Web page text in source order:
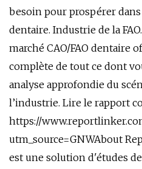
besoin pour prospérer dans
dentaire. Industrie de la
marché CAO/FAO dentaire
complète de tout ce dont
analyse approfondie du
l’industrie. Lire le rapport
https://
utm_source=GNWAbout
est une solution d'études